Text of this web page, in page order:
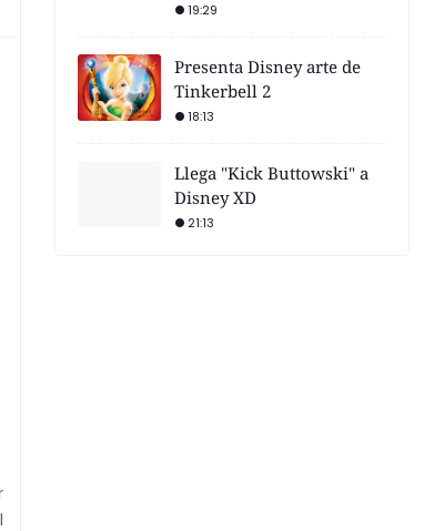
19:29
Presenta Disney arte de
Tinkerbell 2
18:13
Llega "Kick Buttowski" a
Disney XD
21:13